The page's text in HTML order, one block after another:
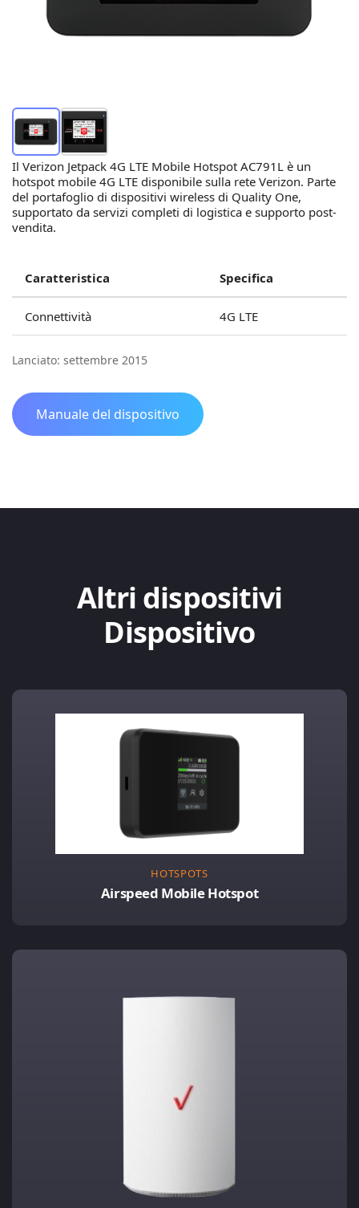
Il Verizon Jetpack 4G LTE Mobile Hotspot AC791L è un
hotspot mobile 4G LTE disponibile sulla rete Verizon. Parte
del portafoglio di dispositivi wireless di Quality One,
supportato da servizi completi di logistica e supporto post-
vendita.
Caratteristica Specifica
Connettività 4G LTE
Lanciato: settembre 2015
Manuale del dispositivo
Altri dispositivi
Dispositivo
HOTSPOTS
Airspeed Mobile Hotspot